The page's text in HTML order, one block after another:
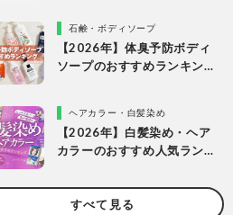
石鹸・ボディソープ
【2026年】体臭予防ボディ
ソープのおすすめランキン
ヘアカラー・白髪染め
【2026年】白髪染め・ヘア
カラーのおすすめ人気ラン
市販製品を明るめ・暗め別
に比較
すべて見る